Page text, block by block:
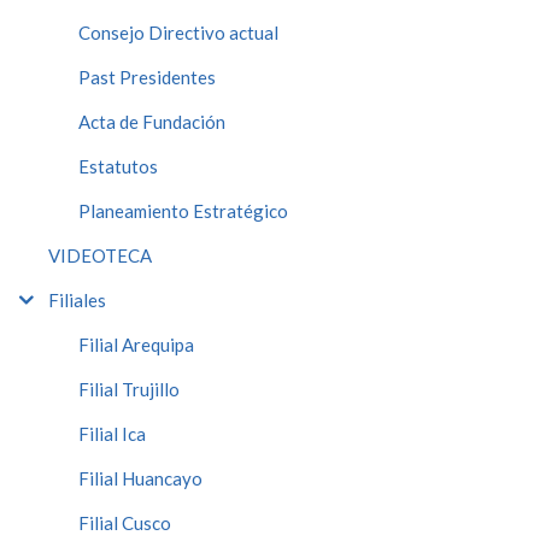
Consejo Directivo actual
Past Presidentes
Acta de Fundación
Estatutos
Planeamiento Estratégico
VIDEOTECA
Filiales
Filial Arequipa
Filial Trujillo
Filial Ica
Filial Huancayo
Filial Cusco